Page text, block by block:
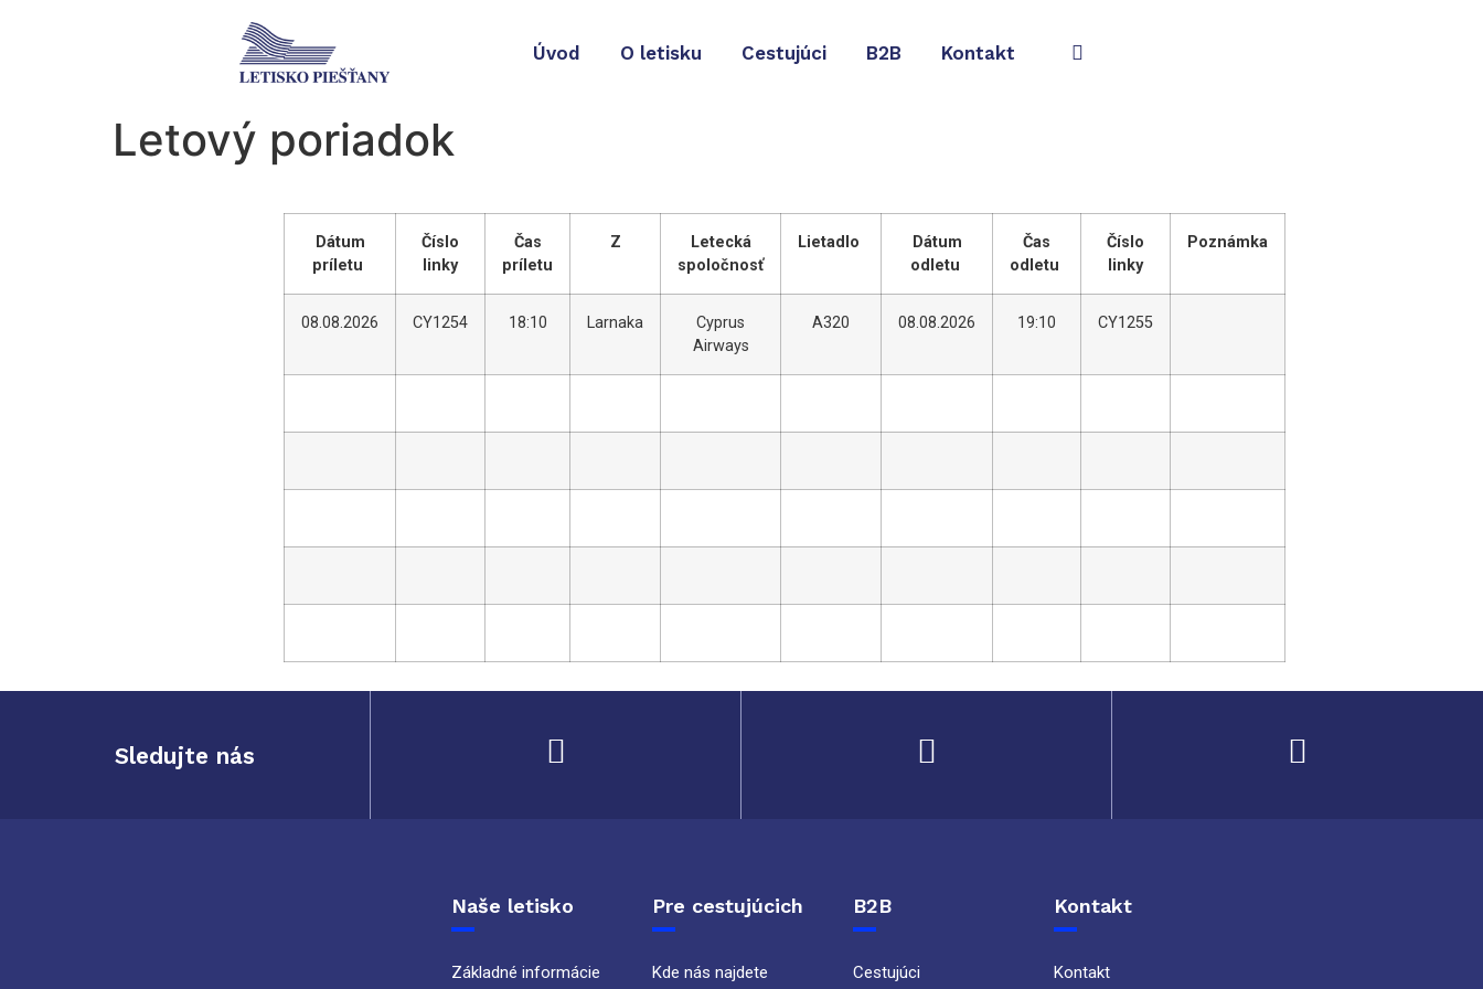
Úvod O letisku Cestujúci B2B Kontakt
Letový poriadok
Dátum
príletu
Číslo
linky
Čas
príletu
Z
Letecká
spoločnosť
Lietadlo
Dátum
odletu
Čas
odletu
Číslo
linky
Poznámka
08.08.2026 CY1254 18:10 Larnaka
Cyprus
Airways
A320 08.08.2026 19:10 CY1255
Sledujte nás
Naše letisko
Základné informácie
Pre cestujúcich
Kde nás najdete
B2B
Cestujúci
Kontakt
Kontakt